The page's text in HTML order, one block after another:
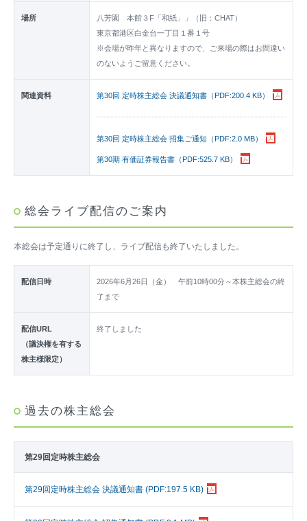
場所
八芳園 本館３F「和紙」」（旧：CHAT）
東京都港区白金台一丁目１番１号
※会場が昨年と異なりますので、ご来場の際はお間違い
のないようご留意ください。
関連資料 第30回 定時株主総会 決議通知書（PDF:200.4 KB）
第30回 定時株主総会 招集ご通知（PDF:2.0 MB）
第30期 有価証券報告書（PDF:525.7 KB）
総会ライブ配信のご案内
本総会は予定通りに終了し、ライブ配信も終了いたしました。
配信日時
2026年6月26日（金） 午前10時00分～本株主総会の終
了まで
配信URL
（議決権を有する
株主様限定）
終了しました
過去の株主総会
第29回定時株主総会
第29回定時株主総会 決議通知書 (PDF:197.5 KB)